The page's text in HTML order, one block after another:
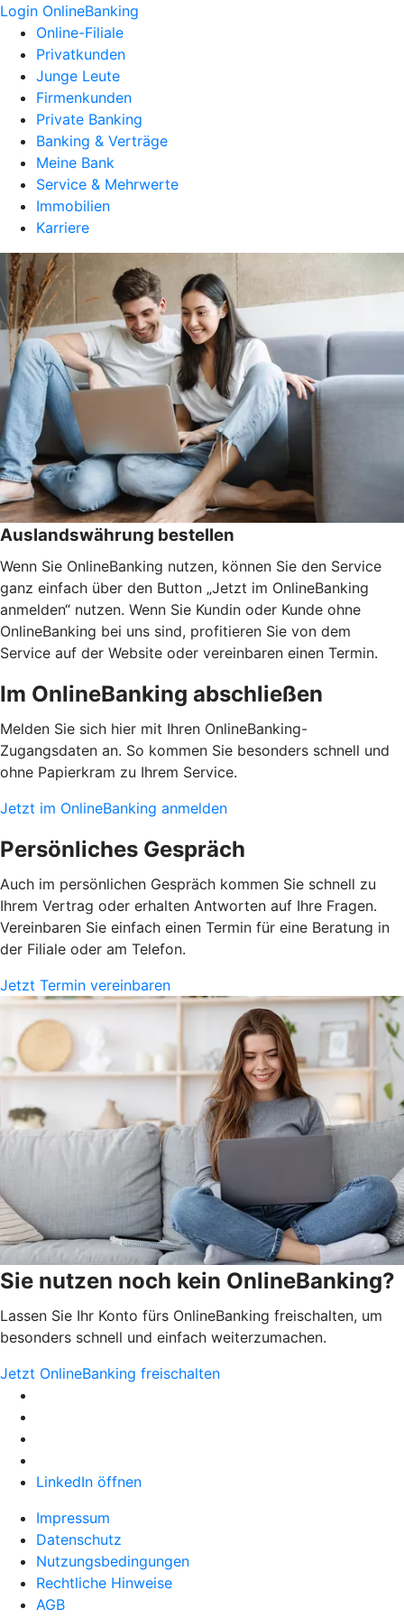
Login OnlineBanking
Online-Filiale
Privatkunden
Junge Leute
Firmenkunden
Private Banking
Banking & Verträge
Meine Bank
Service & Mehrwerte
Immobilien
Karriere
Auslandswährung bestellen
Wenn Sie OnlineBanking nutzen, können Sie den Service
ganz einfach über den Button „Jetzt im OnlineBanking
anmelden“ nutzen. Wenn Sie Kundin oder Kunde ohne
OnlineBanking bei uns sind, profitieren Sie von dem
Service auf der Website oder vereinbaren einen Termin.
Im OnlineBanking abschließen
Melden Sie sich hier mit Ihren OnlineBanking-
Zugangsdaten an. So kommen Sie besonders schnell und
ohne Papierkram zu Ihrem Service.
Jetzt im OnlineBanking anmelden
Persönliches Gespräch
Auch im persönlichen Gespräch kommen Sie schnell zu
Ihrem Vertrag oder erhalten Antworten auf Ihre Fragen.
Vereinbaren Sie einfach einen Termin für eine Beratung in
der Filiale oder am Telefon.
Jetzt Termin vereinbaren
Sie nutzen noch kein OnlineBanking?
Lassen Sie Ihr Konto fürs OnlineBanking freischalten, um
besonders schnell und einfach weiterzumachen.
Jetzt OnlineBanking freischalten
LinkedIn öffnen
Impressum
Datenschutz
Nutzungsbedingungen
Rechtliche Hinweise
AGB